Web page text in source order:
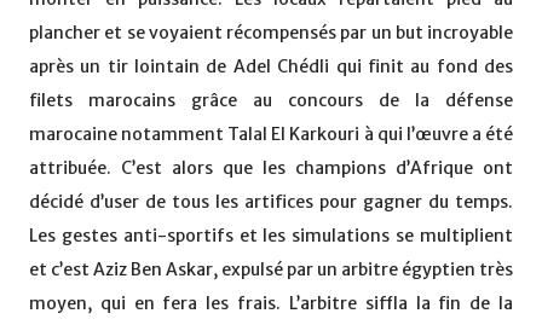
plancher et se voyaient récompensés par un but incroyable
après un tir lointain de Adel Chédli qui finit au fond des
filets marocains grâce au concours de la défense
marocaine notamment Talal El Karkouri à qui l’œuvre a été
attribuée. C’est alors que les champions d’Afrique ont
décidé d’user de tous les artifices pour gagner du temps.
Les gestes anti-sportifs et les simulations se multiplient
et c’est Aziz Ben Askar, expulsé par un arbitre égyptien très
moyen, qui en fera les frais. L’arbitre siffla la fin de la